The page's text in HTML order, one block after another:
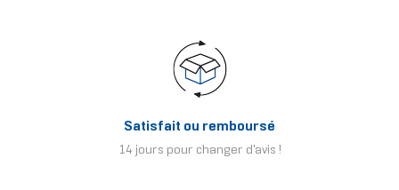
Satisfait ou remboursé
14 jours pour changer d'avis !